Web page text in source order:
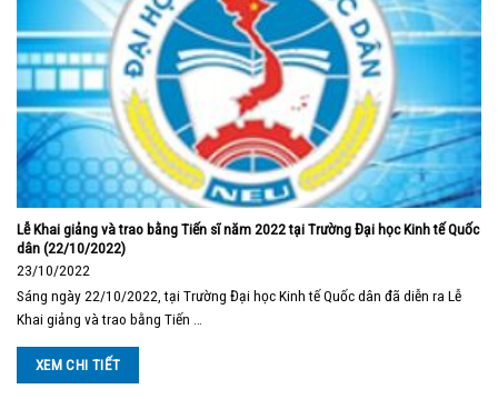
Lễ Khai giảng và trao bằng Tiến sĩ năm 2022 tại Trường Đại học Kinh tế Quốc
dân (22/10/2022)
23/10/2022
Sáng ngày 22/10/2022, tại Trường Đại học Kinh tế Quốc dân đã diễn ra Lễ
Khai giảng và trao bằng Tiến …
XEM CHI TIẾT